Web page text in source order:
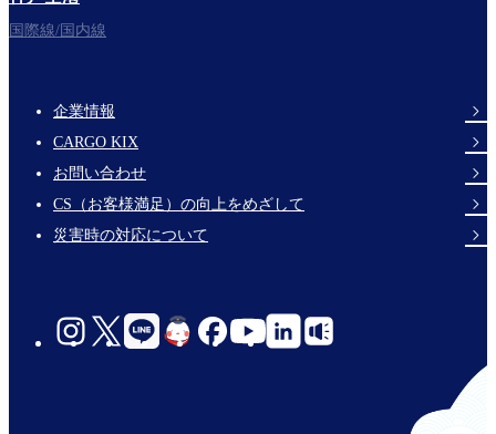
国際線/国内線
Footer
Links
企業情報
CARGO KIX
お問い合わせ
CS（お客様満足）の向上をめざして
災害時の対応について
social-